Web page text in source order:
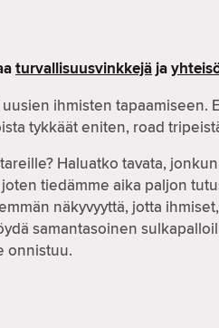
turvallisuusvinkkejäja
ihmisten
tykkäät eniten, road
Haluatko tavata,
tiedämme aika paljon
näkyvyyttä, jotta
samantasoinen
onnistuu.